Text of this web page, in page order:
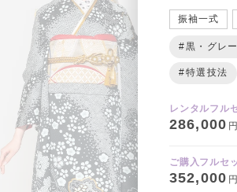
振袖一式
#黒・グレー
#特選技法
レンタルフル
286,000
ご購入フルセ
352,000